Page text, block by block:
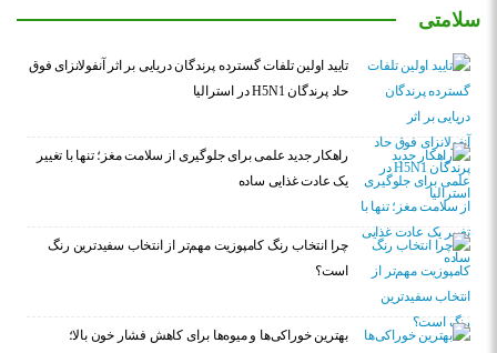
سلامتی
تایید اولین تلفات گسترده پرندگان دریایی بر اثر آنفولانزای فوق
حاد پرندگان H5N1 در استرالیا
راهکار جدید علمی برای جلوگیری از سلامت مغز؛ تنها با تغییر
یک عادت غذایی ساده
چرا انتخاب رنگ کامپوزیت مهم‌تر از انتخاب سفیدترین رنگ
است؟
بهترین خوراکی‌ها و میوه‌ها برای کاهش فشار خون بالا؛